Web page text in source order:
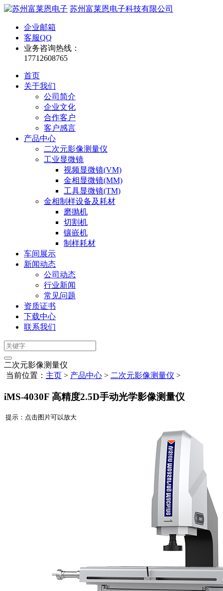
苏州富莱恩电子科技有限公司
企业邮箱
客服QQ
业务咨询热线：
17712608765
首页
关于我们
公司简介
企业文化
合作客户
客户感言
产品中心
二次元影像测量仪
工业显微镜
视频显微镜(VM)
金相显微镜(MM)
工具显微镜(TM)
金相制样设备及耗材
磨抛机
切割机
镶嵌机
制样耗材
车间展示
新闻动态
公司动态
行业新闻
常见问题
资质证书
下载中心
联系我们
二次元影像测量仪
当前位置： 主页 > 产品中心 > 二次元影像测量仪 >
iMS-4030F 高精度2.5D手动光学影像测量仪
提示：点击图片可以放大